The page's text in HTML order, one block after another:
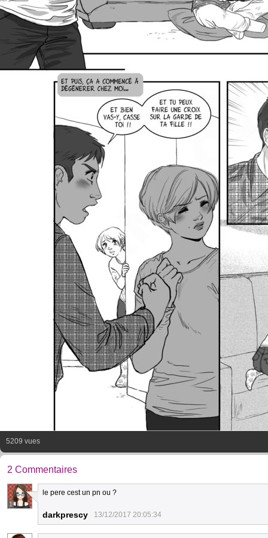
5209 vues
2 Commentaires
1
le pere cest un pn ou ?
darkprescy 13/12/2017 20:05:34